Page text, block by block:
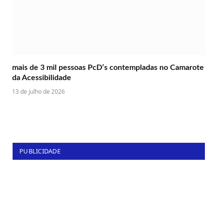
mais de 3 mil pessoas PcD’s contempladas no Camarote
da Acessibilidade
13 de julho de 2026
PUBLICIDADE